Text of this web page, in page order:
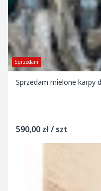
Sprzedam
Sprzedam mielone karpy
590,00 zł / szt